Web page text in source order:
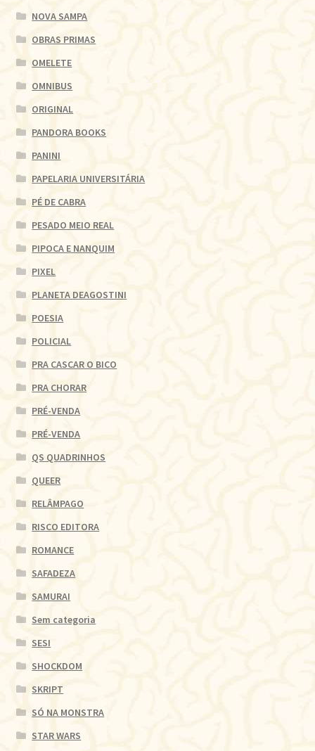
NOVA SAMPA
OBRAS PRIMAS
OMELETE
OMNIBUS
ORIGINAL
PANDORA BOOKS
PANINI
PAPELARIA UNIVERSITÁRIA
PÉ DE CABRA
PESADO MEIO REAL
PIPOCA E NANQUIM
PIXEL
PLANETA DEAGOSTINI
POESIA
POLICIAL
PRA CASCAR O BICO
PRA CHORAR
PRÉ-VENDA
PRÉ-VENDA
QS QUADRINHOS
QUEER
RELÂMPAGO
RISCO EDITORA
ROMANCE
SAFADEZA
SAMURAI
Sem categoria
SESI
SHOCKDOM
SKRIPT
SÓ NA MONSTRA
STAR WARS